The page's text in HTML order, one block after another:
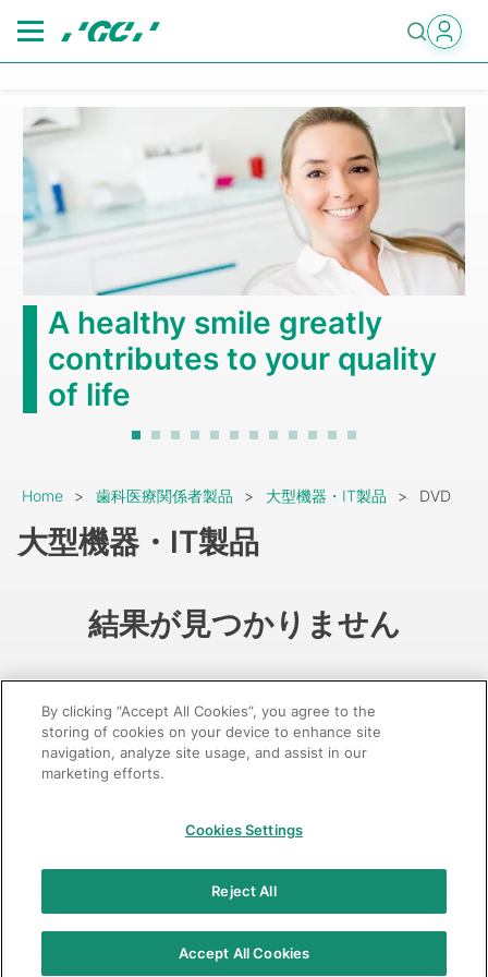
main
A healthy smile greatly
contributes to your quality
of life
Breadcrumb
Home 歯科医療関係者製品 大型機器・IT製品 DVD
大型機器・IT製品
結果が見つかりません
GC：特定商取引法に基づく表記
無断転載禁止
当サイトの利用条件
個人情報保護方針
クッキーポリシー
透明性に関する指針
クアラルンプール原則対応方針
By clicking “Accept All Cookies”, you agree to the
storing of cookies on your device to enhance site
navigation, analyze site usage, and assist in our
marketing efforts.
Cookies Settings
Reject All
Accept All Cookies